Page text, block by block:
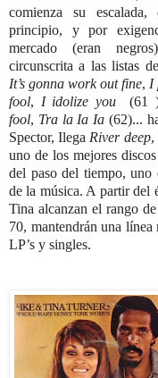
comienza su escalada,
principio, y por
mercado (eran
circunscrita a las listas
It’s gonna work out fine, I
fool, I idolize you(61
fool, Tra la Ia Ia (62)...
Spector, Ilega River deep,
uno de los mejores
del paso del tiempo, uno
de la música. A partir del
Tina alcanzan el rango
70, mantendrán una
LP’s y singles.